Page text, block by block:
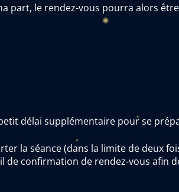
part, le rendez-vous pourra alors
délai supplémentaire pour se
la séance (dans la limite de deux
de confirmation de rendez-vous afin